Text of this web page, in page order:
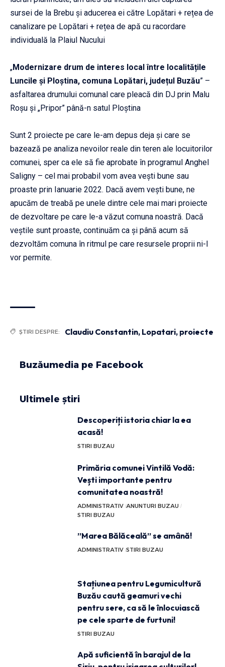
sursei de la Brebu și aducerea ei către Lopătari + rețea de
canalizare pe Lopătari + rețea de apă cu racordare
individuală la Plaiul Nucului
„Modernizare drum de interes local între localitățile
Luncile și Ploștina, comuna Lopătari, județul Buzău” –
asfaltarea drumului comunal care pleacă din DJ prin Malu
Roșu și „Pripor” până-n satul Ploștina
Sunt 2 proiecte pe care le-am depus deja și care se
bazează pe analiza nevoilor reale din teren ale locuitorilor
comunei, sper ca ele să fie aprobate în programul Anghel
Saligny – cel mai probabil vom avea vești bune sau
proaste prin Ianuarie 2022. Dacă avem vești bune, ne
apucăm de treabă pe unele dintre cele mai mari proiecte
de dezvoltare pe care le-a văzut comuna noastră. Dacă
veștile sunt proaste, continuăm ca și până acum să
dezvoltăm comuna în ritmul pe care resursele proprii ni-l
vor permite.
ȘTIRI DESPRE: Claudiu Constantin, Lopatari, proiecte
Buzăumedia pe Facebook
Ultimele știri
Descoperiți istoria chiar la ea
acasă!
STIRI BUZAU
Primăria comunei Vintilă Vodă:
Vești importante pentru
comunitatea noastră!
ADMINISTRATIV ANUNTURI BUZAU
STIRI BUZAU
”Marea Bălăceală” se amână!
ADMINISTRATIV STIRI BUZAU
Stațiunea pentru Legumicultură
Buzău caută geamuri vechi
pentru sere, ca să le înlocuiască
pe cele sparte de furtuni!
STIRI BUZAU
Apă suficientă în barajul de la